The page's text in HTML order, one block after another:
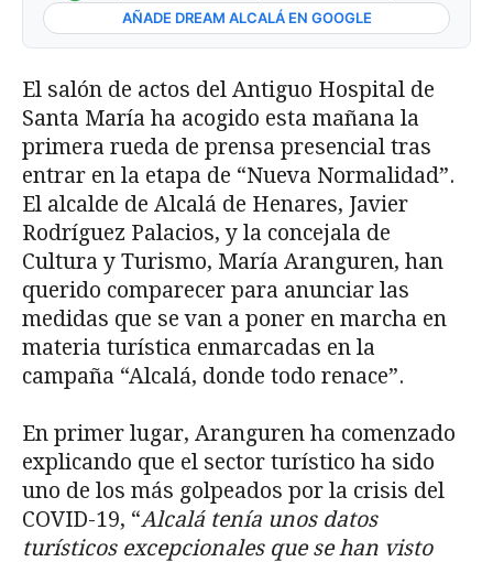
AÑADE DREAM ALCALÁ EN GOOGLE
El salón de actos del Antiguo Hospital de
Santa María ha acogido esta mañana la
primera rueda de prensa presencial tras
entrar en la etapa de “Nueva Normalidad”.
El alcalde de Alcalá de Henares, Javier
Rodríguez Palacios, y la concejala de
Cultura y Turismo, María Aranguren, han
querido comparecer para anunciar las
medidas que se van a poner en marcha en
materia turística enmarcadas en la
campaña “Alcalá, donde todo renace”.
En primer lugar, Aranguren ha comenzado
explicando que el sector turístico ha sido
uno de los más golpeados por la crisis del
COVID-19, “Alcalá tenía unos datos
turísticos excepcionales que se han visto